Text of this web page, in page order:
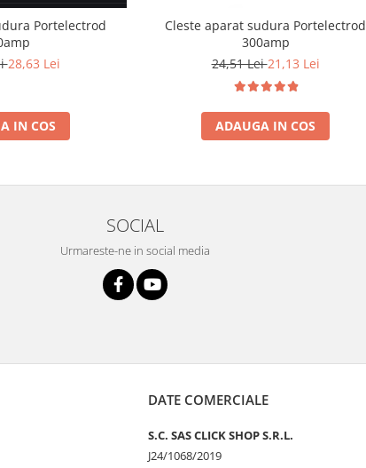
Portelectrod
28,63 Lei
IN COS
Cleste aparat sudura Portelectrod
300amp
24,51 Lei21,13 Lei
ADAUGA IN COS
SOCIAL
Urmareste-ne in social media
DATE COMERCIALE
S.C. SAS CLICK SHOP S.R.L.
J24/1068/2019